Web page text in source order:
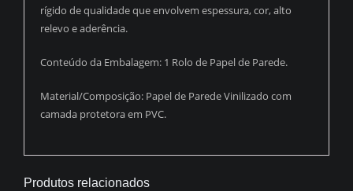
rígido de qualidade que envolvem espessura, cor, alto
relevo e aderência.
Conteúdo da Embalagem: 1 Rolo de Papel de Parede.
Material/Composição: Papel de Parede Vinilizado com
camada protetora em PVC.
Produtos relacionados